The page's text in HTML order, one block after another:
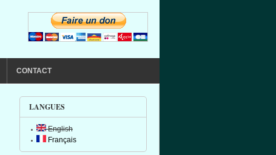
CONTACT
LANGUES
English
Français